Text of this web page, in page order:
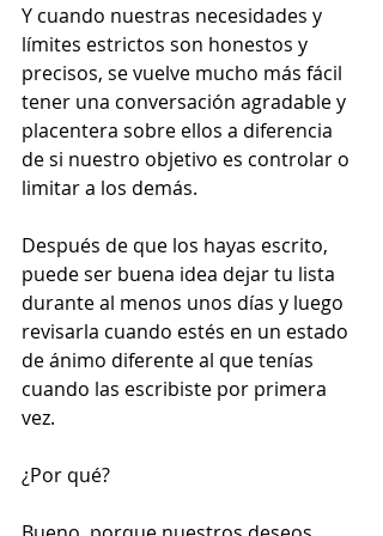
Y cuando nuestras necesidades y
límites estrictos son honestos y
precisos, se vuelve mucho más fácil
tener una conversación agradable y
placentera sobre ellos a diferencia
de si nuestro objetivo es controlar o
limitar a los demás.
Después de que los hayas escrito,
puede ser buena idea dejar tu lista
durante al menos unos días y luego
revisarla cuando estés en un estado
de ánimo diferente al que tenías
cuando las escribiste por primera
vez.
¿Por qué?